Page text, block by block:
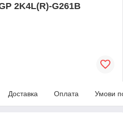
2K4L(R)-G261B
Доставка Оплата Умови